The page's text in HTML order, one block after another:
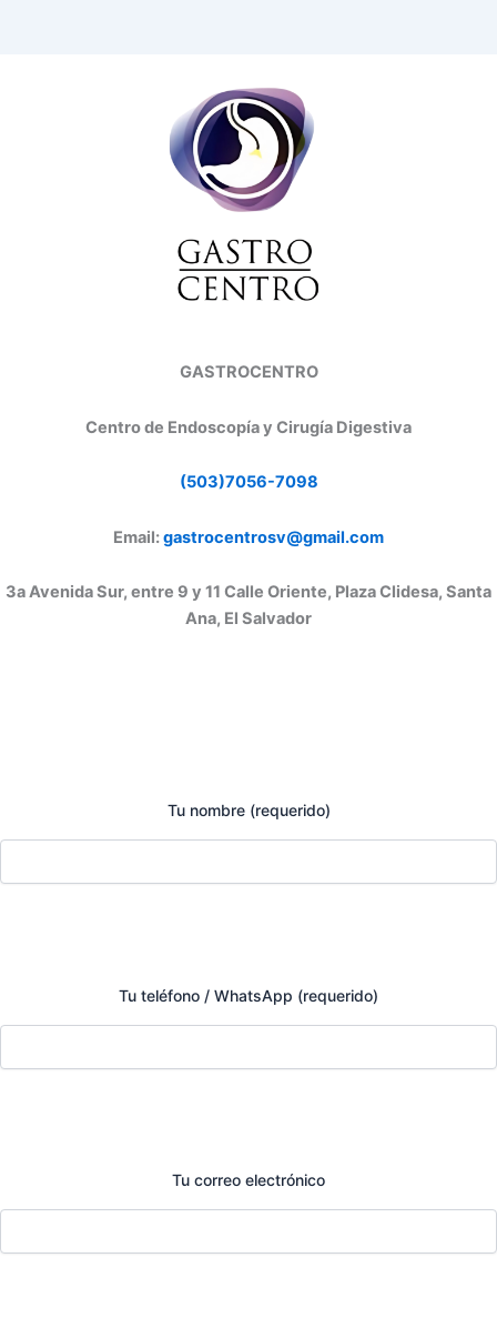
GASTROCENTRO
Centro de Endoscopía y Cirugía Digestiva
(503)7056-7098
Email:gastrocentrosv@gmail.com
3a Avenida Sur, entre 9 y 11 Calle Oriente, Plaza Clidesa, Santa
Ana, El Salvador
Tu nombre (requerido)
Tu teléfono / WhatsApp (requerido)
Tu correo electrónico